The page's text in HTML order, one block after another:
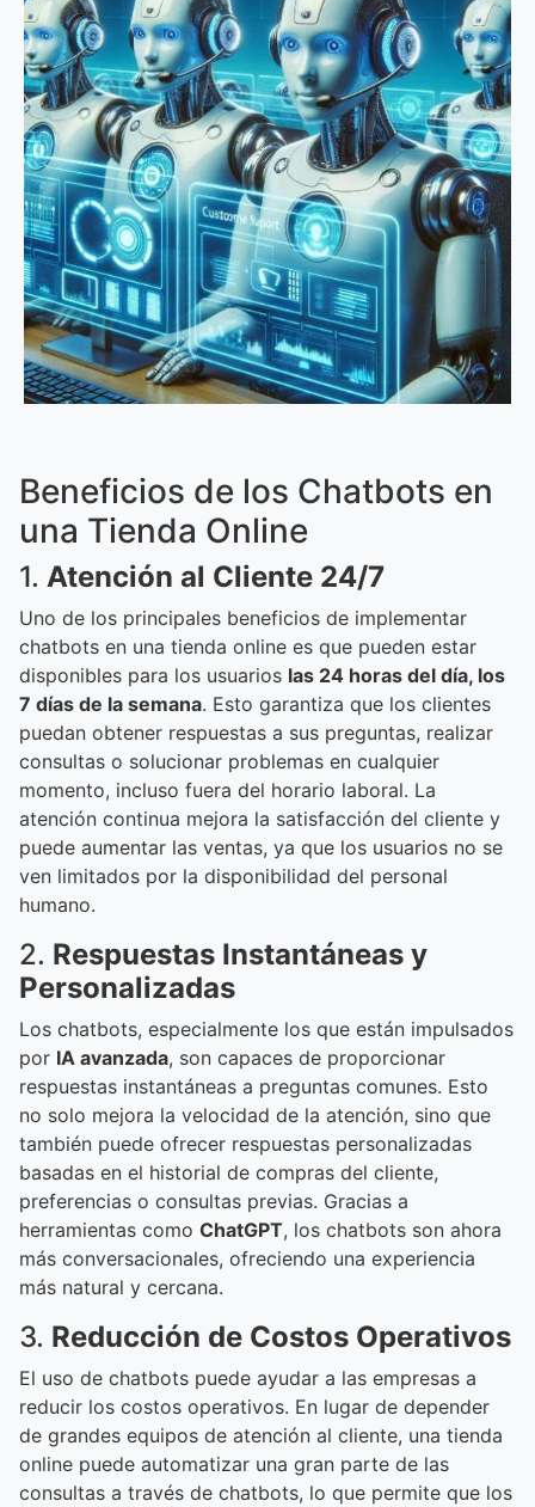
Beneficios de los Chatbots en
una Tienda Online
1. Atención al Cliente 24/7
Uno de los principales beneficios de implementar
chatbots en una tienda online es que pueden estar
disponibles para los usuarios las 24 horas del día, los
7 días de la semana. Esto garantiza que los clientes
puedan obtener respuestas a sus preguntas, realizar
consultas o solucionar problemas en cualquier
momento, incluso fuera del horario laboral. La
atención continua mejora la satisfacción del cliente y
puede aumentar las ventas, ya que los usuarios no se
ven limitados por la disponibilidad del personal
humano.
2. Respuestas Instantáneas y
Personalizadas
Los chatbots, especialmente los que están impulsados
por IA avanzada, son capaces de proporcionar
respuestas instantáneas a preguntas comunes. Esto
no solo mejora la velocidad de la atención, sino que
también puede ofrecer respuestas personalizadas
basadas en el historial de compras del cliente,
preferencias o consultas previas. Gracias a
herramientas como ChatGPT, los chatbots son ahora
más conversacionales, ofreciendo una experiencia
más natural y cercana.
3. Reducción de Costos Operativos
El uso de chatbots puede ayudar a las empresas a
reducir los costos operativos. En lugar de depender
de grandes equipos de atención al cliente, una tienda
online puede automatizar una gran parte de las
consultas a través de chatbots, lo que permite que los